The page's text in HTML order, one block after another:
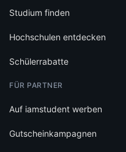
Studium finden
Hochschulen entdecken
Schülerrabatte
FÜR PARTNER
Auf iamstudent werben
Gutscheinkampagnen